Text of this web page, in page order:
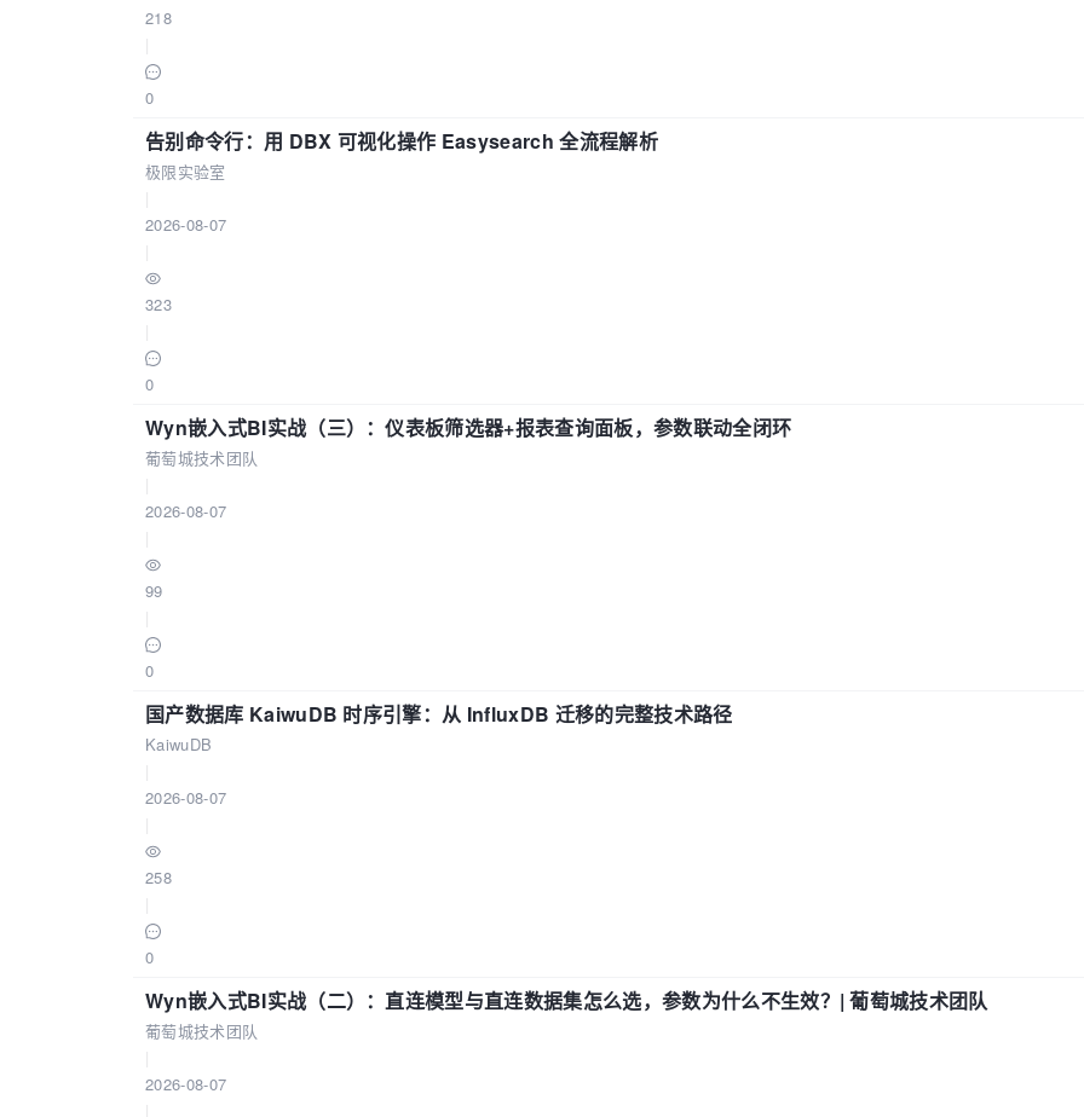
218
0
告别命令行：用 DBX 可视化操作 Easysearch 全流程解析
极限实验室
2026-08-07
323
0
Wyn嵌入式BI实战（三）：仪表板筛选器+报表查询面板，参数联动全闭环
葡萄城技术团队
2026-08-07
99
0
国产数据库 KaiwuDB 时序引擎：从 InfluxDB 迁移的完整技术路径
KaiwuDB
2026-08-07
258
0
Wyn嵌入式BI实战（二）：直连模型与直连数据集怎么选，参数为什么不生效？| 葡萄城技术团队
葡萄城技术团队
2026-08-07